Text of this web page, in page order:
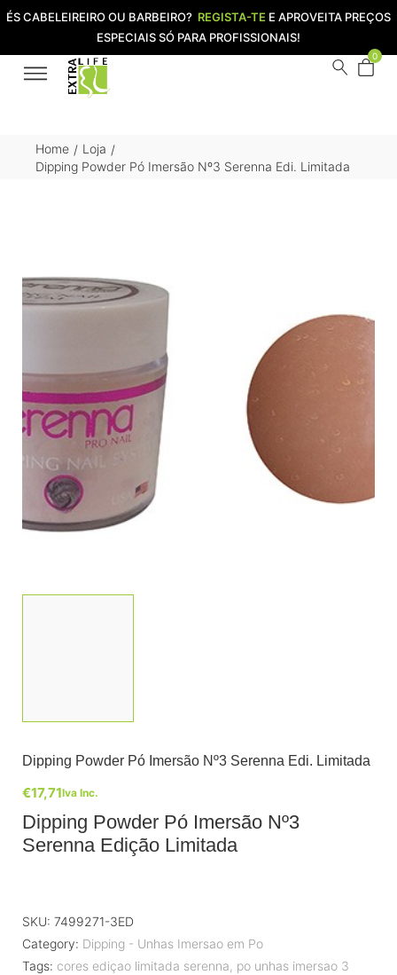
ÉS CABELEIREIRO OU BARBEIRO? REGISTA-TE E APROVEITA PREÇOS
ESPECIAIS SÓ PARA PROFISSIONAIS!
0
Home / Loja /
Dipping Powder Pó Imersão Nº3 Serenna Edi. Limitada
Dipping Powder Pó Imersão Nº3 Serenna Edi. Limitada
€17,71Iva Inc.
Dipping Powder Pó Imersão Nº3
Serenna Edição Limitada
SKU: 7499271-3ED
Category: Dipping - Unhas Imersao em Po
Tags: cores ediçao limitada serenna, po unhas imersao 3